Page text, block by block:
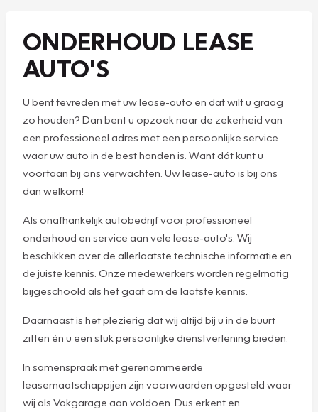
ONDERHOUD LEASE
AUTO'S
U bent tevreden met uw lease-auto en dat wilt u graag
zo houden? Dan bent u opzoek naar de zekerheid van
een professioneel adres met een persoonlijke service
waar uw auto in de best handen is. Want dát kunt u
voortaan bij ons verwachten. Uw lease-auto is bij ons
dan welkom!
Als onafhankelijk autobedrijf voor professioneel
onderhoud en service aan vele lease-auto's. Wij
beschikken over de allerlaatste technische informatie en
de juiste kennis. Onze medewerkers worden regelmatig
bijgeschoold als het gaat om de laatste kennis.
Daarnaast is het plezierig dat wij altijd bij u in de buurt
zitten én u een stuk persoonlijke dienstverlening bieden.
In samenspraak met gerenommeerde
leasemaatschappijen zijn voorwaarden opgesteld waar
wij als Vakgarage aan voldoen. Dus erkent en